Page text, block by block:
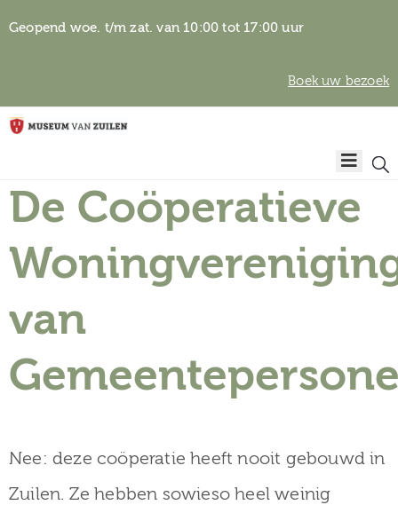
Geopend woe. t/m zat. van 10:00 tot 17:00 uur
Boek uw bezoek
Home
Plan
bezoek
Over het
Activiteiten
De Coöperatieve
van
Nee: deze coöperatie heeft nooit gebouwd in
Zuilen. Ze hebben sowieso heel weinig
Algemene
Auteursrechten